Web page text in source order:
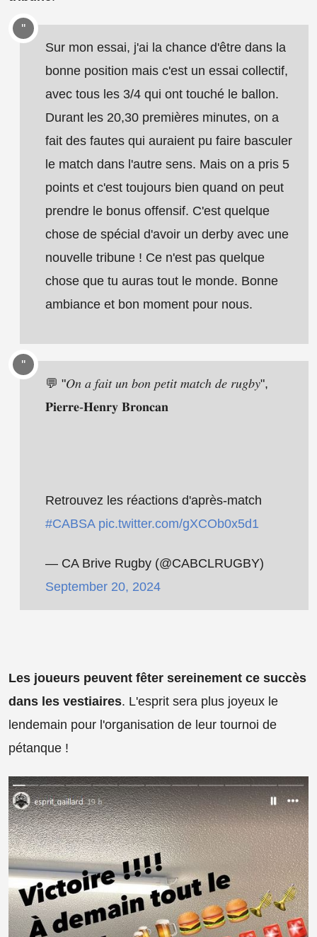
Sur mon essai, j'ai la chance d'être dans la
bonne position mais c'est un essai collectif,
avec tous les 3/4 qui ont touché le ballon.
Durant les 20,30 premières minutes, on a
fait des fautes qui auraient pu faire basculer
le match dans l'autre sens. Mais on a pris 5
points et c'est toujours bien quand on peut
prendre le bonus offensif. C'est quelque
chose de spécial d'avoir un derby avec une
nouvelle tribune ! Ce n'est pas quelque
chose que tu auras tout le monde. Bonne
ambiance et bon moment pour nous.
💬 "𝑂𝑛 𝑎 𝑓𝑎𝑖𝑡 𝑢𝑛 𝑏𝑜𝑛 𝑝𝑒𝑡𝑖𝑡 𝑚𝑎𝑡𝑐ℎ 𝑑𝑒 𝑟𝑢𝑔𝑏𝑦",
𝐏𝐢𝐞𝐫𝐫𝐞-𝐇𝐞𝐧𝐫𝐲 𝐁𝐫𝐨𝐧𝐜𝐚𝐧
Retrouvez les réactions d'après-match
#CABSA pic.twitter.com/gXCOb0x5d1
— CA Brive Rugby (@CABCLRUGBY)
September 20, 2024
Les joueurs peuvent fêter sereinement ce succès
dans les vestiaires. L'esprit sera plus joyeux le
lendemain pour l'organisation de leur tournoi de
pétanque !